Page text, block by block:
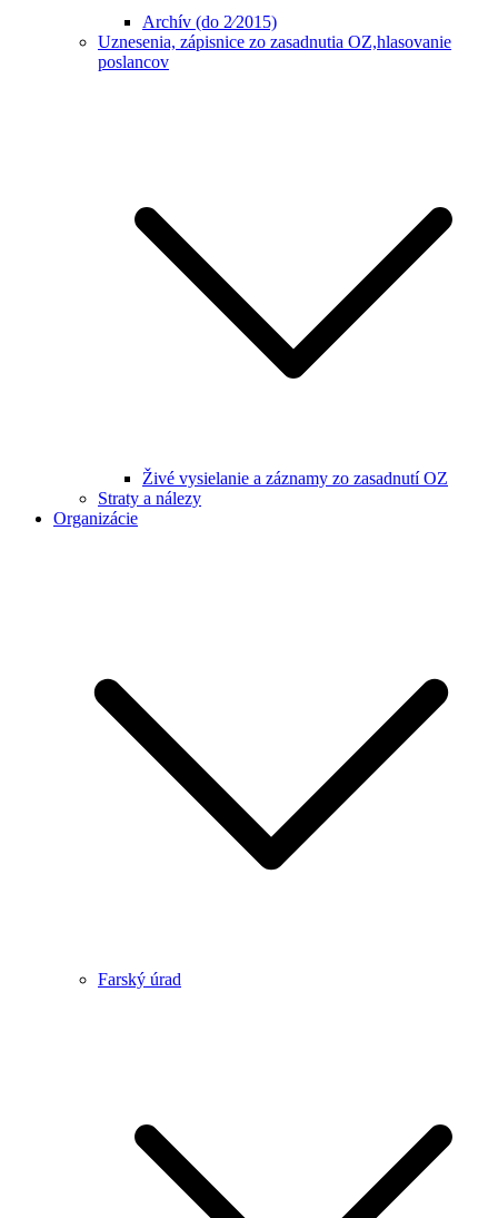
Archív (do 2⁄2015)
Uznesenia, zápisnice zo zasadnutia OZ,hlasovanie
poslancov
Živé vysielanie a záznamy zo zasadnutí OZ
Straty a nálezy
Organizácie
Farský úrad